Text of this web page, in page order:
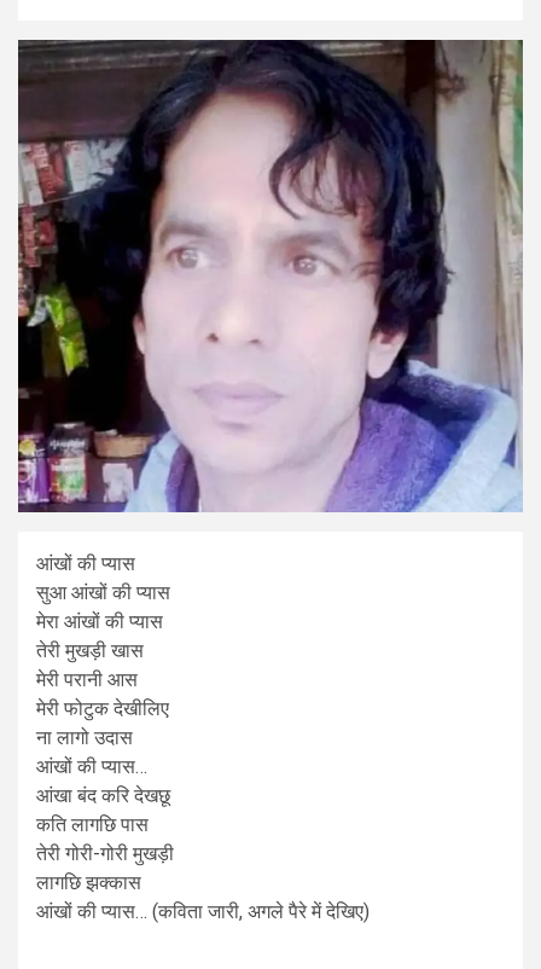
आंखों की प्यास
सुआ आंखों की प्यास
मेरा आंखों की प्यास
तेरी मुखड़ी खास
मेरी परानी आस
मेरी फोटुक देखीलिए
ना लागो उदास
आंखों की प्यास…
आंखा बंद करि देखछू
कति लागछि पास
तेरी गोरी-गोरी मुखड़ी
लागछि झक्कास
आंखों की प्यास… (कविता जारी, अगले पैरे में देखिए)